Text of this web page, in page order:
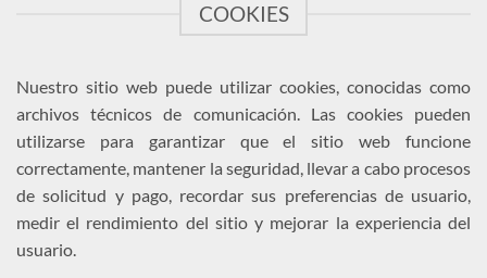
COOKIES
Nuestro sitio web puede utilizar cookies, conocidas como
archivos técnicos de comunicación. Las cookies pueden
utilizarse para garantizar que el sitio web funcione
correctamente, mantener la seguridad, llevar a cabo procesos
de solicitud y pago, recordar sus preferencias de usuario,
medir el rendimiento del sitio y mejorar la experiencia del
usuario.